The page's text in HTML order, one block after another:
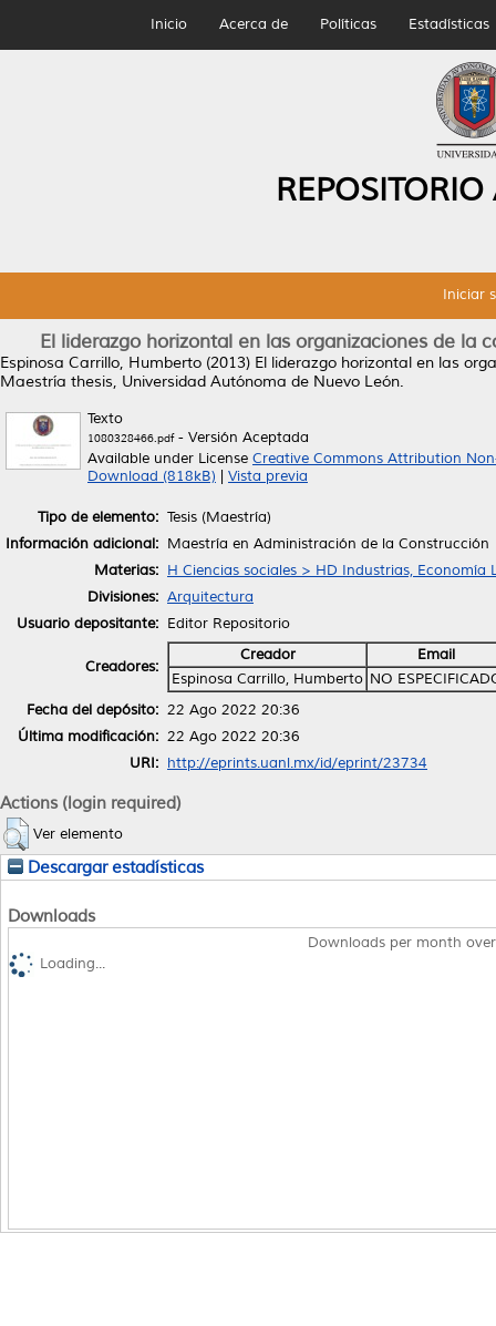
Inicio Acerca de Políticas Estadísticas
Iniciar
El liderazgo horizontal en las organizaciones de
Espinosa Carrillo, Humberto (2013) El liderazgo horizontal en las
Maestría thesis, Universidad Autónoma de Nuevo León.
Texto
1080328466.pdf- Versión Aceptada
Available under License Creative Commons Attribution
Download (818kB)
Vista previa
Tipo de elemento: Tesis (Maestría)
Información adicional: Maestría en Administración de la Construcción
Materias: H Ciencias sociales > HD Industrias, Economía
Divisiones: Arquitectura
Usuario depositante: Editor Repositorio
Creadores:
Creador
Email
Espinosa Carrillo, Humberto NO
Fecha del depósito: 22 Ago 2022 20:36
Última modificación: 22 Ago 2022 20:36
URI: http://eprints.uanl.mx/id/eprint/23734
Actions (login required)
Ver elemento
Descargar estadísticas
Downloads
Downloads per month
Loading...